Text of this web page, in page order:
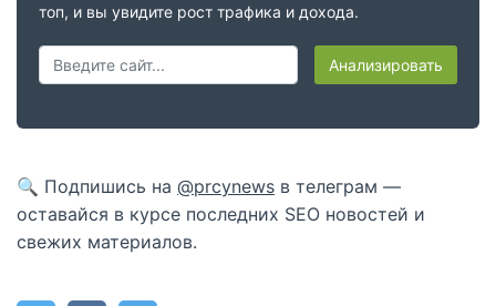
топ, и вы увидите рост трафика и дохода.
Анализировать
🔍 Подпишись на @prcynews в телеграм —
оставайся в курсе последних SEO новостей и
свежих материалов.